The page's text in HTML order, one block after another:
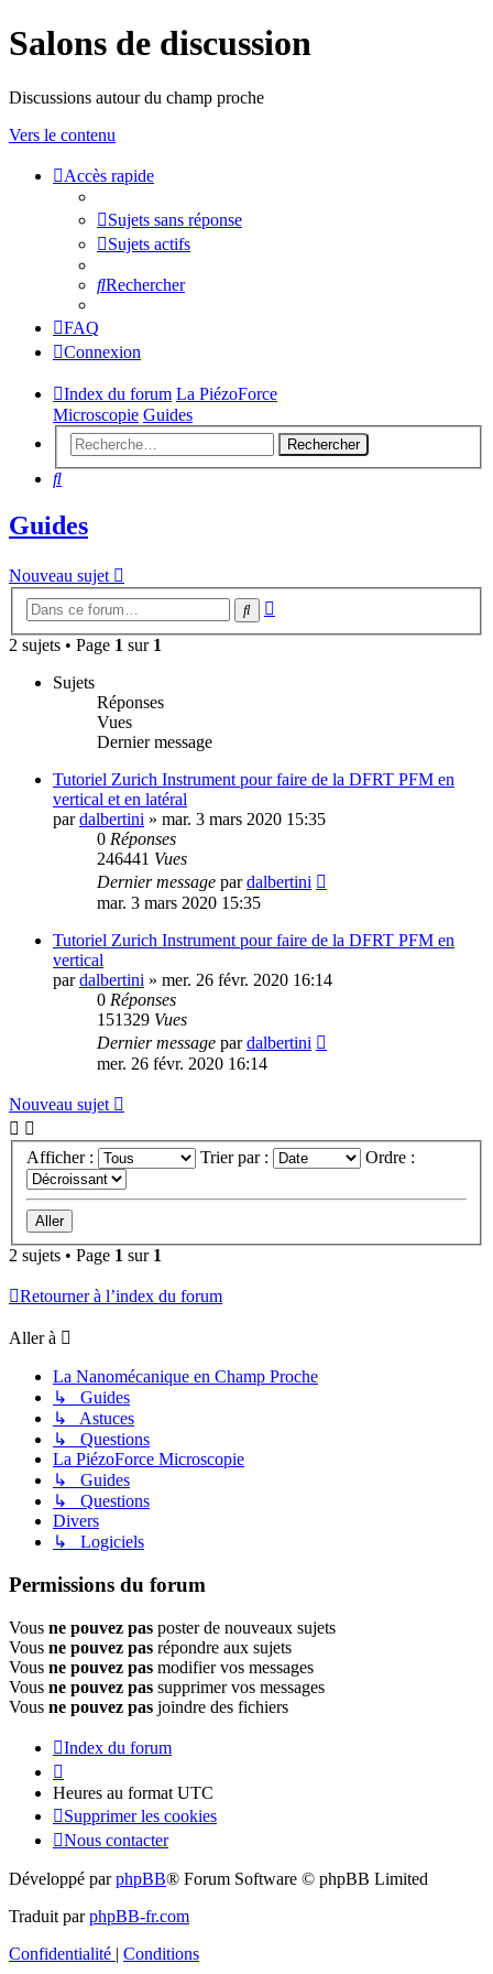
Salons de discussion
Discussions autour du champ proche
Vers le contenu
Accès rapide
Sujets sans réponse
Sujets actifs
Rechercher
FAQ
Connexion
Index du forum La PiézoForce
Microscopie Guides
Rechercher
Rechercher
Guides
Nouveau sujet
Rechercher
2 sujets • Page 1 sur 1
Sujets
Réponses
Vues
Dernier message
Tutoriel Zurich Instrument pour faire de la DFRT PFM en
vertical et en latéral
pardalbertini » mar. 3 mars 2020 15:35
0 Réponses
246441 Vues
Dernier message pardalbertini
mar. 3 mars 2020 15:35
Tutoriel Zurich Instrument pour faire de la DFRT PFM en
vertical
pardalbertini » mer. 26 févr. 2020 16:14
0 Réponses
151329 Vues
Dernier message pardalbertini
mer. 26 févr. 2020 16:14
Nouveau sujet
Afficher : Trier par : Ordre :
2 sujets • Page 1 sur 1
Retourner à l’index du forum
Aller à
La Nanomécanique en Champ Proche
↳ Guides
↳ Astuces
↳ Questions
La PiézoForce Microscopie
↳ Guides
↳ Questions
Divers
↳ Logiciels
Permissions du forum
Vous ne pouvez pas poster de nouveaux sujets
Vous ne pouvez pas répondre aux sujets
Vous ne pouvez pas modifier vos messages
Vous ne pouvez pas supprimer vos messages
Vous ne pouvez pas joindre des fichiers
Index du forum
Heures au format UTC
Supprimer les cookies
Nous contacter
Développé parphpBB® Forum Software © phpBB Limited
Traduit parphpBB-fr.com
Confidentialité | Conditions